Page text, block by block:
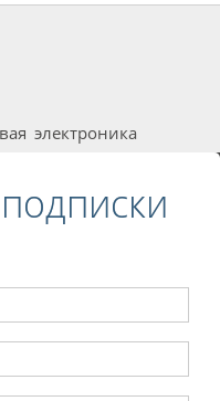
электроника